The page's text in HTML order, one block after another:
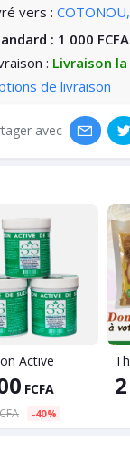
vers :
: 1 000 FCFA
: Livraison
de livraison
avec
Active
FCFA
-40%